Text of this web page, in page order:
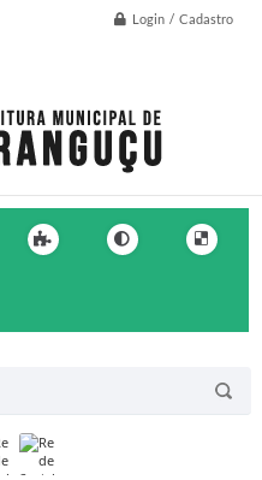
Login / Cadastro